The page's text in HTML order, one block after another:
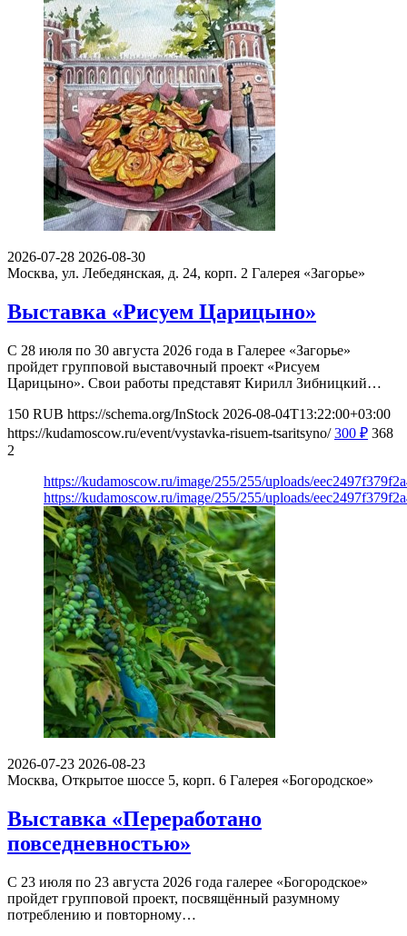
2026-07-28 2026-08-30
Москва, ул. Лебедянская, д. 24, корп. 2 Галерея «Загорье»
Выставка «Рисуем Царицыно»
С 28 июля по 30 августа 2026 года в Галерее «Загорье»
пройдет групповой выставочный проект «Рисуем
Царицыно». Свои работы представят Кирилл Зибницкий…
150 RUB https://schema.org/InStock 2026-08-04T13:22:00+03:00
https://kudamoscow.ru/event/vystavka-risuem-tsaritsyno/ 300 ₽ 368
2
https://kudamoscow.ru/image/255/255/uploads/
https://kudamoscow.ru/image/255/255/uploads/
2026-07-23 2026-08-23
Москва, Открытое шоссе 5, корп. 6 Галерея «Богородское»
Выставка «Переработано
повседневностью»
С 23 июля по 23 августа 2026 года галерее «Богородское»
пройдет групповой проект, посвящённый разумному
потреблению и повторному…